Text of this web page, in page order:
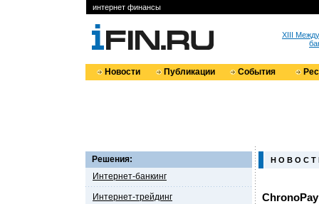
интернет финансы
XIII
Новости Публикации События
Решения:
Интернет-банкинг
Интернет-трейдинг
Н О В О С Т